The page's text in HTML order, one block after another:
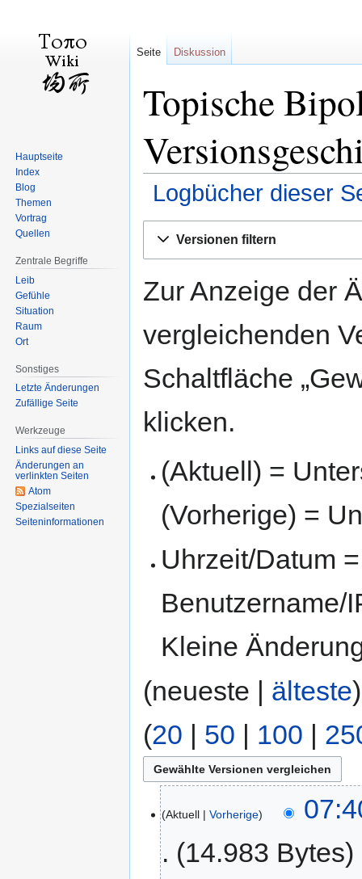
Topische
Logbücher dieser
Navigation
Suche
Versionen filtern
Zur Anzeige der
vergleichenden
Schaltfläche
klicken.
(Aktuell) =
(Vorherige) =
Uhrzeit/Datum
Benutzername/
Kleine
(neueste | älteste
(20 50 100
Aktuell Vorherige
14.983 Bytes
Seite Diskussion
Hauptseite
Index
Blog
Themen
Vortrag
Quellen
Zentrale Begriffe
Leib
Gefühle
Situation
Raum
Ort
Sonstiges
Letzte Änderungen
Zufällige Seite
Werkzeuge
Links auf diese Seite
Änderungen an
verlinkten Seiten
Atom
Spezialseiten
Seiten­informationen